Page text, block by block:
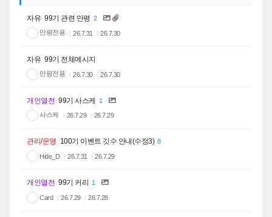
자유 99기 관련 만평 2
만평전용
26.7.31 26.7.30
자유 99기 전체메시지
만평전용 26.7.30 26.7.30
개인열전 99기 사스케 1
사스케
26.7.29 26.7.29
관리/운영 100기 이벤트 깃수 안내(수정3) 8
Hide_D 26.7.31 26.7.29
개인열전 99기 커리 1
Card 26.7.29 26.7.28